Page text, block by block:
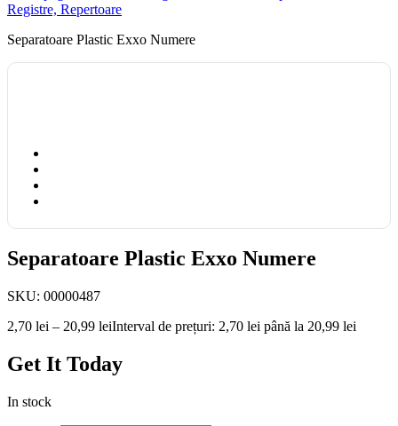
Registre, Repertoare
Separatoare Plastic Exxo Numere
Separatoare Plastic Exxo Numere
SKU: 00000487
2,70 lei – 20,99 leiInterval de prețuri: 2,70 lei până la 20,99 lei
Get It Today
In stock